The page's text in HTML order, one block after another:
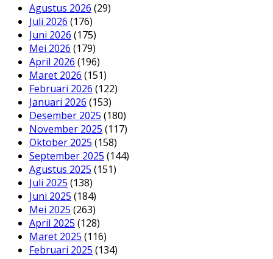
Agustus 2026 (29)
Juli 2026 (176)
Juni 2026 (175)
Mei 2026 (179)
April 2026 (196)
Maret 2026 (151)
Februari 2026 (122)
Januari 2026 (153)
Desember 2025 (180)
November 2025 (117)
Oktober 2025 (158)
September 2025 (144)
Agustus 2025 (151)
Juli 2025 (138)
Juni 2025 (184)
Mei 2025 (263)
April 2025 (128)
Maret 2025 (116)
Februari 2025 (134)